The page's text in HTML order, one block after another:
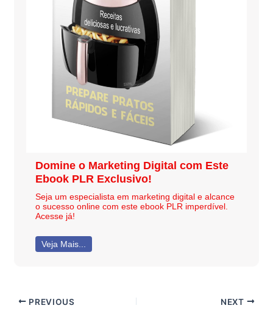
Domine o Marketing Digital com Este
Ebook PLR Exclusivo!
Seja um especialista em marketing digital e alcance
o sucesso online com este ebook PLR imperdível.
Acesse já!
Veja Mais...
PREVIOUS NEXT